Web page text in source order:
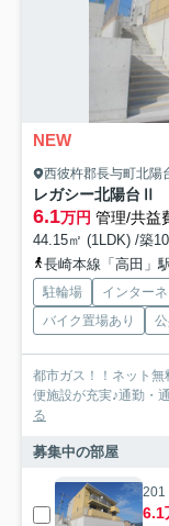
NEW
西彼杵郡長与町北陽
レガシー北陽台Ⅱ
6.1万円 管理/共益
44.15㎡ (1LDK) /築
長崎本線「高田」
駐輪場 インター
バイク置場あり
都市ガス！！ネット無
便施設が充実♪通勤・
る
募集中の部屋
201
6.1